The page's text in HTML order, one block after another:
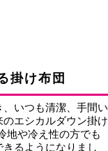
掛け布団
いつも清潔、手間い
エシカルダウン掛け
地や冷え性の方でも
るようになりまし